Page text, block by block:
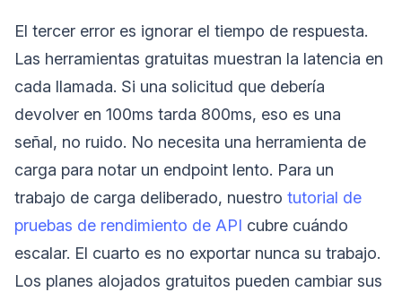
El tercer error es ignorar el tiempo de respuesta.
Las herramientas gratuitas muestran la latencia en
cada llamada. Si una solicitud que debería
devolver en 100ms tarda 800ms, eso es una
señal, no ruido. No necesita una herramienta de
carga para notar un endpoint lento. Para un
trabajo de carga deliberado, nuestro tutorial de
pruebas de rendimiento de API cubre cuándo
escalar. El cuarto es no exportar nunca su trabajo.
Los planes alojados gratuitos pueden cambiar sus